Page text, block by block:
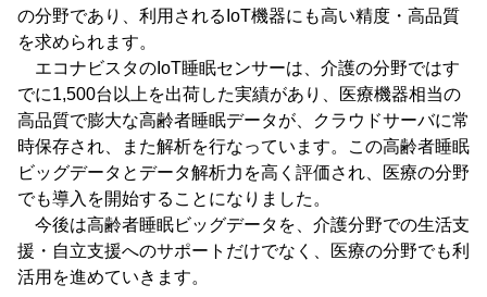
の分野であり、利用されるIoT機器にも高い精度・高品質
を求められます。
エコナビスタのIoT睡眠センサーは、介護の分野ではす
でに1,500台以上を出荷した実績があり、医療機器相当の
高品質で膨大な高齢者睡眠データが、クラウドサーバに常
時保存され、また解析を行なっています。この高齢者睡眠
ビッグデータとデータ解析力を高く評価され、医療の分野
でも導入を開始することになりました。
今後は高齢者睡眠ビッグデータを、介護分野での生活支
援・自立支援へのサポートだけでなく、医療の分野でも利
活用を進めていきます。